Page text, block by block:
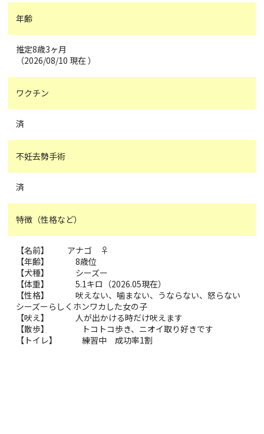
年齢
推定8歳3ヶ月
（2026/08/10 現在 ）
ワクチン
済
不妊去勢手術
済
特徴（性格など）
【名前】 アナゴ ♀
【年齢】 8歳位
【犬種】 シーズー
【体重】 5.1キロ（2026.05現在）
【性格】 吠えない、噛まない、うならない、怒らない
シーズーらしくホンワカした女の子
【吠え】 人が出かける時だけ吠えます
【散歩】 トコトコ歩き、ニオイ取り好きです
【トイレ】 練習中 成功率1割